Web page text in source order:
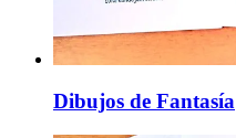
Dibujos de Fantasía